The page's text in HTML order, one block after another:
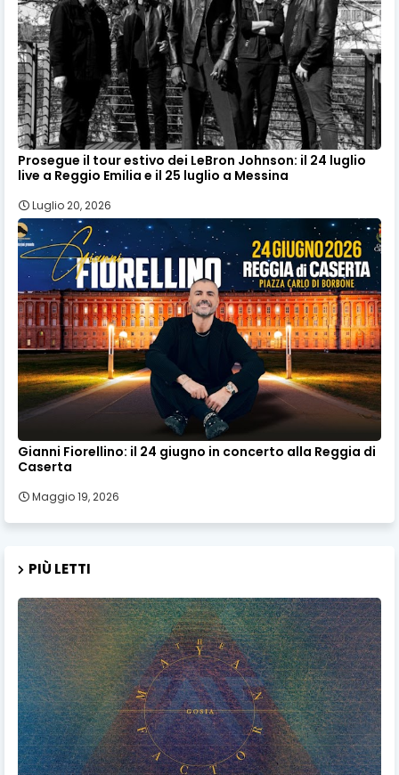
Prosegue il tour estivo dei LeBron Johnson: il 24 luglio
live a Reggio Emilia e il 25 luglio a Messina
Luglio 20, 2026
Gianni Fiorellino: il 24 giugno in concerto alla Reggia di
Caserta
Maggio 19, 2026
PIÙ LETTI